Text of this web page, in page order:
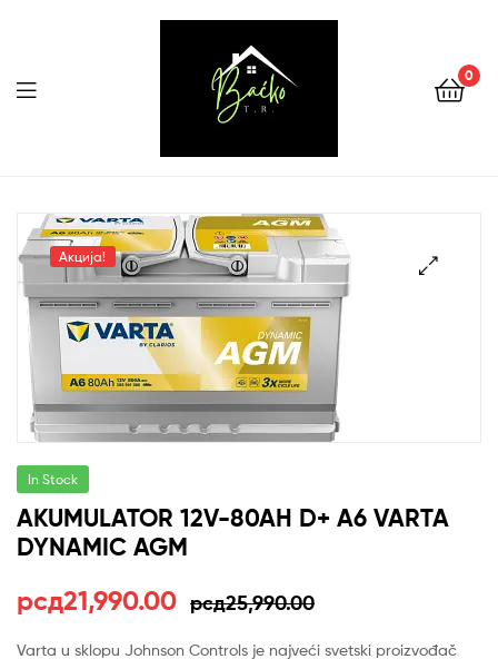
Backo
Sombor
0
Menu
Акција!
In Stock
AKUMULATOR 12V-80AH D+ A6 VARTA
DYNAMIC AGM
рсд25,990.00
Оригинална
цена
рсд21,990.00
Тренутна
цена
Varta u sklopu Johnson Controls je najveći svetski proizvođač